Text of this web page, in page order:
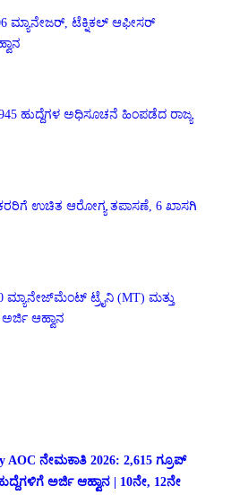
ಮ್ಯಾನೇಜರ್, ಟೆಕ್ನಿಕಲ್ ಆಫೀಸರ್
ಹುದ್ದೆಗಳ ಅಧಿಸೂಚನೆ ಹಿಂಪಡೆದ ರಾಜ್ಯ
ಉಚಿತ ಆರೋಗ್ಯ ತಪಾಸಣೆ, 6 ಖಾಸಗಿ
ಮ್ಯಾನೇಜ್‌ಮೆಂಟ್ ಟ್ರೈನಿ (MT) ಮತ್ತು
ಅರ್ಜಿ ಆಹ್ವಾನ
AOC ನೇಮಕಾತಿ 2026: 2,615 ಗ್ರೂಪ್
ಅರ್ಜಿ ಆಹ್ವಾನ | 10ನೇ, 12ನೇ